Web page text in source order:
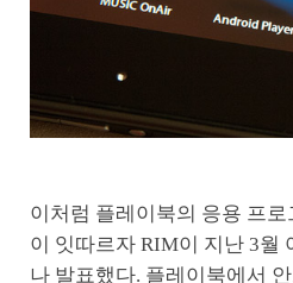
이처럼 플레이북의 응용 프
이 잇따르자 RIM이 지난 3월
나 발표했다. 플레이북에서